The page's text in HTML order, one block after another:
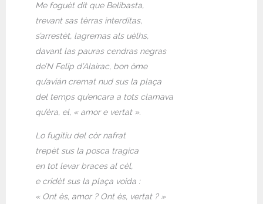
Me foguèt dit que Belibasta,
trevant sas tèrras interditas,
s’arrestèt, lagremas als uèlhs,
davant las pauras cendras negras
de’N Felip d’Alairac, bon òme
qu’avián cremat nud sus la plaça
del temps qu’encara a tots clamava
qu’èra, el, « amor e vertat ».
Lo fugitiu del còr nafrat
trepèt sus la posca tragica
en tot levar braces al cèl,
e cridèt sus la plaça voida :
« Ont ès, amor ? Ont ès, vertat ? »